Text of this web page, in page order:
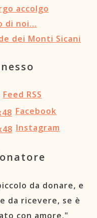
accolgo
di noi…
dei Monti Sicani
Feed RSS
Facebook
Instagram
da donare, e
da ricevere, se è
con amore."